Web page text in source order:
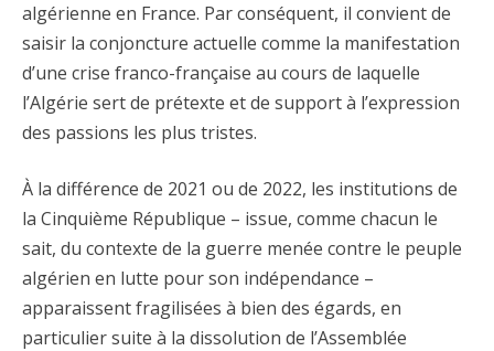
algérienne en France. Par conséquent, il convient de
saisir la conjoncture actuelle comme la manifestation
d’une crise franco-française au cours de laquelle
l’Algérie sert de prétexte et de support à l’expression
des passions les plus tristes.
À la différence de 2021 ou de 2022, les institutions de
la Cinquième République – issue, comme chacun le
sait, du contexte de la guerre menée contre le peuple
algérien en lutte pour son indépendance –
apparaissent fragilisées à bien des égards, en
particulier suite à la dissolution de l’Assemblée